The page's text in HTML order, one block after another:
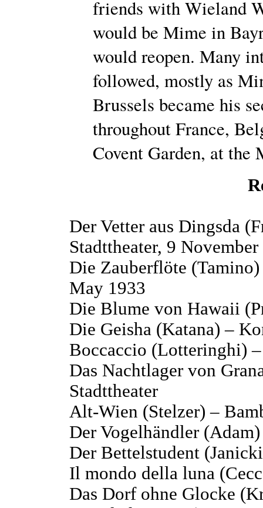
friends with Wieland
would be Mime in
would reopen. Many
followed, mostly as
Brussels became his
throughout France,
Covent Garden, at
Der Vetter aus Dingsda
Stadttheater, 9
Die Zauberflöte
May 1933
Die Blume von Hawaii
Die Geisha (Katana) –
Boccaccio (Lotteringhi)
Das Nachtlager von
Stadttheater
Alt-Wien (Stelzer) –
Der Vogelhändler
Der Bettelstudent
Il mondo della luna
Das Dorf ohne Glocke